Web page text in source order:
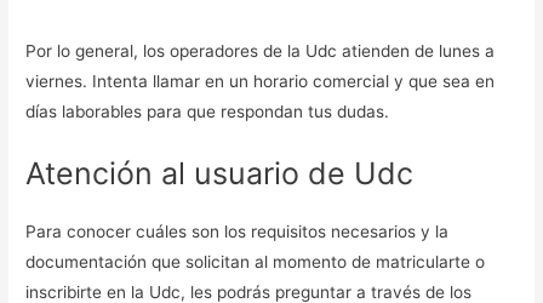
Por lo general, los operadores de la Udc atienden de lunes a
viernes. Intenta llamar en un horario comercial y que sea en
días laborables para que respondan tus dudas.
Atención al usuario de Udc
Para conocer cuáles son los requisitos necesarios y la
documentación que solicitan al momento de matricularte o
inscribirte en la Udc, les podrás preguntar a través de los